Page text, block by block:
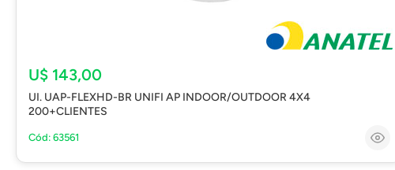
U$ 143,00
UI. UAP-FLEXHD-BR UNIFI AP INDOOR/OUTDOOR 4X4
200+CLIENTES
Cód: 63561